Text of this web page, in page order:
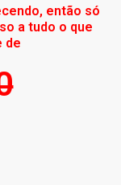
então só
a tudo o que
de